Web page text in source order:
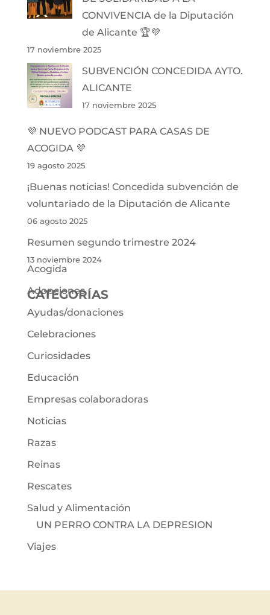
CONVIVENCIA de la Diputación
de Alicante 🏆💜
17 noviembre 2025
SUBVENCIÓN CONCEDIDA AYTO.
ALICANTE
17 noviembre 2025
💜 NUEVO PODCAST PARA CASAS DE
ACOGIDA 💜
19 agosto 2025
¡Buenas noticias! Concedida subvención de
voluntariado de la Diputación de Alicante
06 agosto 2025
Resumen segundo trimestre 2024
13 noviembre 2024
CATEGORÍAS
Acogida
Adopciones
Ayudas/donaciones
Celebraciones
Curiosidades
Educación
Empresas colaboradoras
Noticias
Razas
Reinas
Rescates
Salud y Alimentación
UN PERRO CONTRA LA DEPRESION
Viajes